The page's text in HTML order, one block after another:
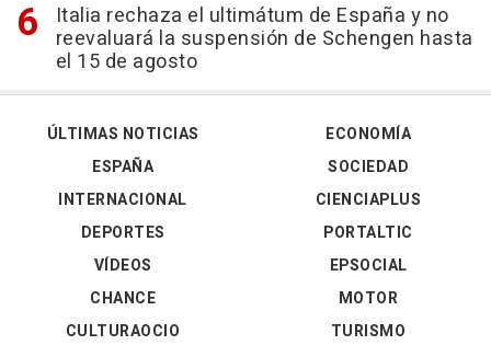
Italia rechaza el ultimátum de España y no
reevaluará la suspensión de Schengen hasta
el 15 de agosto
ÚLTIMAS NOTICIAS
ESPAÑA
INTERNACIONAL
DEPORTES
VÍDEOS
ECONOMÍA
SOCIEDAD
CIENCIAPLUS
PORTALTIC
EPSOCIAL
CHANCE
CULTURAOCIO
MOTOR
TURISMO